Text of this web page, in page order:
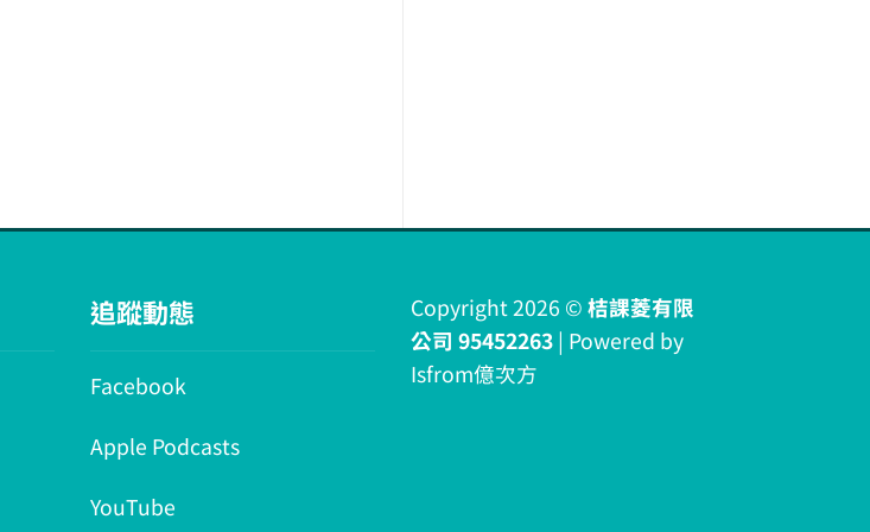
追蹤動態
Facebook
Apple Podcasts
YouTube
Copyright 2026 © 桔課菱有限
公司 95452263 | Powered by
Isfrom億次方